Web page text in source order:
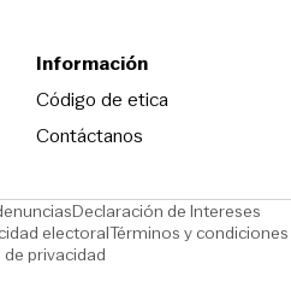
Información
Código de eticaOpens in new
Contáctanos
Opens in new window
Declaración de Intereses
windowelectoralOpens in new window
Términos y condiciones
privacidad